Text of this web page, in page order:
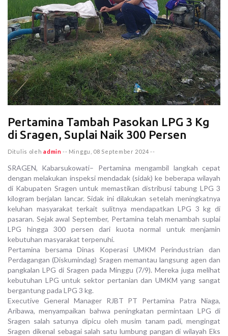
Pertamina Tambah Pasokan LPG 3 Kg
di Sragen, Suplai Naik 300 Persen
Ditulis olehadmin -- Minggu, 08 September 2024 --
SRAGEN, Kabarsukowati– Pertamina mengambil langkah cepat
dengan melakukan inspeksi mendadak (sidak) ke beberapa wilayah
di Kabupaten Sragen untuk memastikan distribusi tabung LPG 3
kilogram berjalan lancar. Sidak ini dilakukan setelah meningkatnya
keluhan masyarakat terkait sulitnya mendapatkan LPG 3 kg di
pasaran. Sejak awal September, Pertamina telah menambah suplai
LPG hingga 300 persen dari kuota normal untuk menjamin
kebutuhan masyarakat terpenuhi.
Pertamina bersama Dinas Koperasi UMKM Perindustrian dan
Perdagangan (Diskumindag) Sragen memantau langsung agen dan
pangkalan LPG di Sragen pada Minggu (7/9). Mereka juga melihat
kebutuhan LPG untuk sektor pertanian dan UMKM yang sangat
bergantung pada LPG 3 kg.
Executive General Manager RJBT PT Pertamina Patra Niaga,
Aribawa, menyampaikan bahwa peningkatan permintaan LPG di
Sragen salah satunya dipicu oleh musim tanam padi, mengingat
Sragen dikenal sebagai salah satu lumbung pangan di wilayah Eks